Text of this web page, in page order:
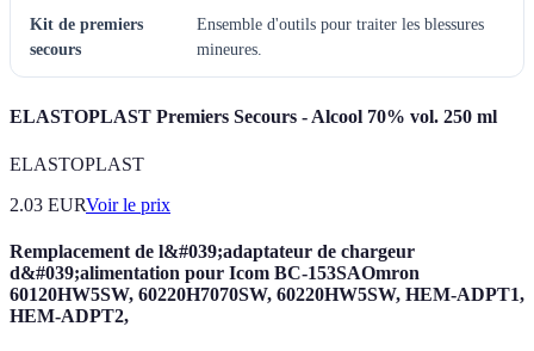
Kit de premiers
secours
Ensemble d'outils pour traiter les blessures
mineures.
ELASTOPLAST Premiers Secours - Alcool 70% vol. 250 ml
ELASTOPLAST
2.03 EURVoir le prix
Remplacement de l&#039;adaptateur de chargeur
d&#039;alimentation pour Icom BC-153SAOmron
60120HW5SW, 60220H7070SW, 60220HW5SW, HEM-ADPT1,
HEM-ADPT2,